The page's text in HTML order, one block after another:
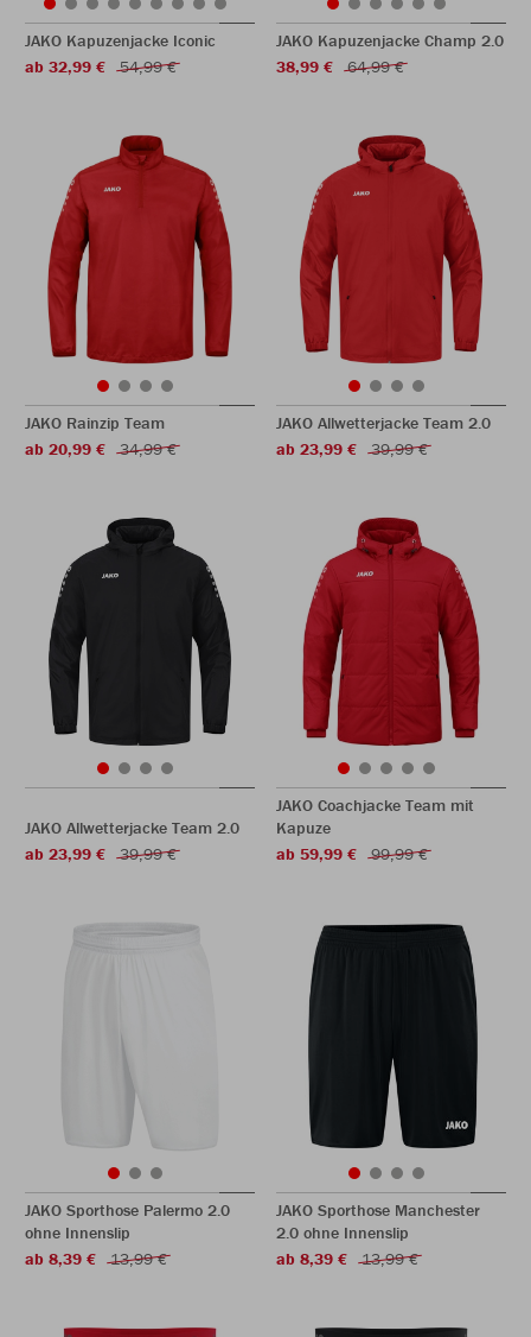
JAKO Kapuzenjacke Iconic
ab 32,99 €
54,99 €
JAKO Kapuzenjacke Champ 2.0
38,99 €
64,99 €
JAKO Rainzip Team
ab 20,99 €
34,99 €
JAKO Allwetterjacke Team 2.0
ab 23,99 €
39,99 €
JAKO Allwetterjacke Team 2.0
ab 23,99 €
39,99 €
JAKO Coachjacke Team mit
Kapuze
ab 59,99 €
99,99 €
JAKO Sporthose Palermo 2.0
ohne Innenslip
ab 8,39 €
13,99 €
JAKO Sporthose Manchester
2.0 ohne Innenslip
ab 8,39 €
13,99 €